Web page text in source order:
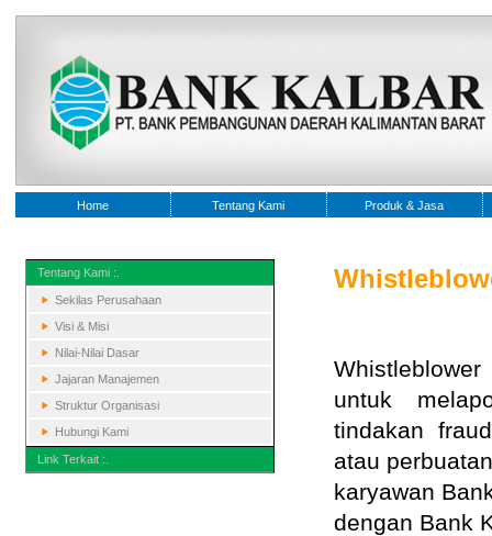
Home Tentang Kami Produk & Jasa
Tentang Kami :.
Sekilas Perusahaan
Visi & Misi
Nilai-Nilai Dasar
Jajaran Manajemen
Struktur Organisasi
Hubungi Kami
Link Terkait :.
untuk
tindakan
atau
karyawan
dengan Bank